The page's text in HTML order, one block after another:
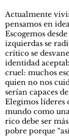
Actualmente
pensamos en
Escogemos
izquierdas se
crítico se
identidad
cruel: muchos
quien no nos
serían capaces
Elegimos líderes
mundo como
rico debe ser
pobre porque